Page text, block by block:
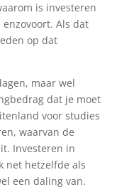
is investeren
Als dat
op dat
maar wel
dat je moet
voor studies
waarvan de
Investeren in
net hetzelfde als
een daling van.